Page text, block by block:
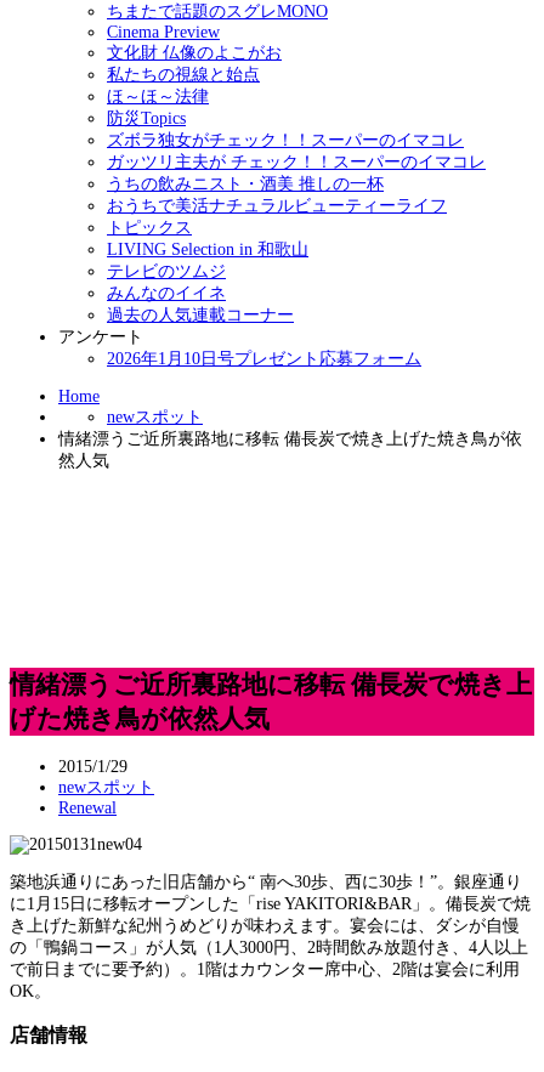
ちまたで話題のスグレMONO
Cinema Preview
文化財 仏像のよこがお
私たちの視線と始点
ほ～ほ～法律
防災Topics
ズボラ独女がチェック！！スーパーのイマコレ
ガッツリ主夫が チェック！！スーパーのイマコレ
うちの飲みニスト・酒美 推しの一杯
おうちで美活ナチュラルビューティーライフ
トピックス
LIVING Selection in 和歌山
テレビのツムジ
みんなのイイネ
過去の人気連載コーナー
アンケート
2026年1月10日号プレゼント応募フォーム
Home
newスポット
情緒漂うご近所裏路地に移転 備長炭で焼き上げた焼き鳥が依
然人気
情緒漂うご近所裏路地に移転 備長炭で焼き上
げた焼き鳥が依然人気
2015/1/29
newスポット
Renewal
築地浜通りにあった旧店舗から“ 南へ30歩、西に30歩！”。銀座通り
に1月15日に移転オープンした「rise YAKITORI&BAR」。備長炭で焼
き上げた新鮮な紀州うめどりが味わえます。宴会には、ダシが自慢
の「鴨鍋コース」が人気（1人3000円、2時間飲み放題付き、4人以上
で前日までに要予約）。1階はカウンター席中心、2階は宴会に利用
OK。
店舗情報